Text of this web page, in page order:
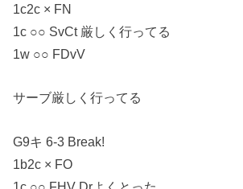
1c2c × FN
1c ○○ SvCt 厳しく行ってる
1w ○○ FDvV
サーブ厳しく行ってる
G9キ 6-3 Break!
1b2c × FO